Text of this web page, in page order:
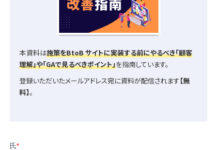
本資料は施策をBtoB サイトに実装する前にやるべき「顧客
理解」や「GAで見るべきポイント」を指南しています。
登録いただいたメールアドレス宛に資料が配信されます【無
料】。